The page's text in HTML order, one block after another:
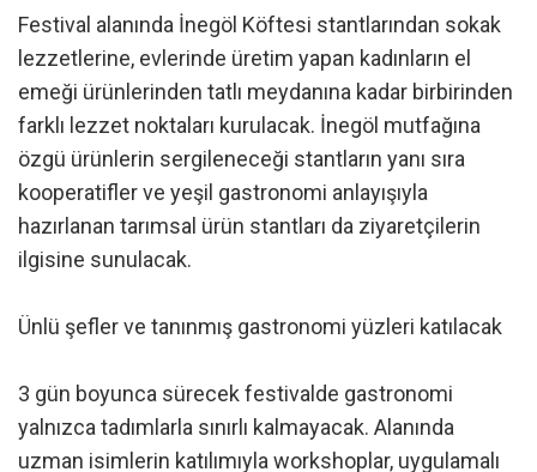
Festival alanında İnegöl Köftesi stantlarından sokak
lezzetlerine, evlerinde üretim yapan kadınların el
emeği ürünlerinden tatlı meydanına kadar birbirinden
farklı lezzet noktaları kurulacak. İnegöl mutfağına
özgü ürünlerin sergileneceği stantların yanı sıra
kooperatifler ve yeşil gastronomi anlayışıyla
hazırlanan tarımsal ürün stantları da ziyaretçilerin
ilgisine sunulacak.
Ünlü şefler ve tanınmış gastronomi yüzleri katılacak
3 gün boyunca sürecek festivalde gastronomi
yalnızca tadımlarla sınırlı kalmayacak. Alanında
uzman isimlerin katılımıyla workshoplar, uygulamalı